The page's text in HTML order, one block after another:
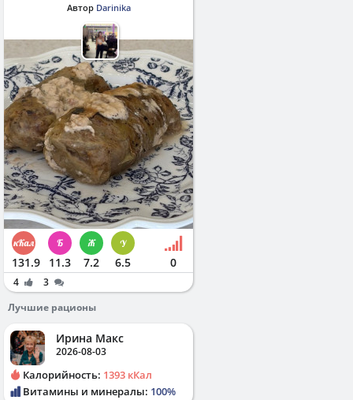
Автор Darinika
131.9 11.3 7.2 6.5 0
4
3
Лучшие рационы
Ирина Макс
2026-08-03
Калорийность: 1393 кКал
Витамины и минералы: 100%